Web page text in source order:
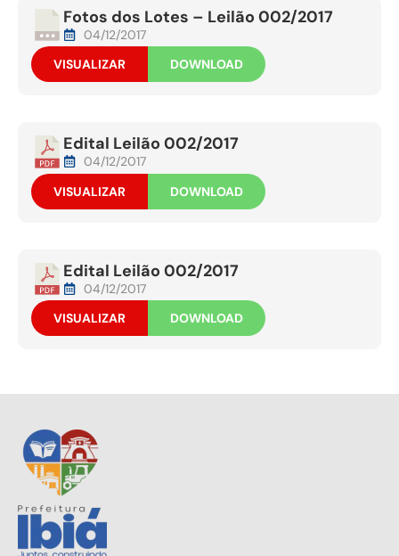
Fotos dos Lotes – Leilão 002/2017
04/12/2017
VISUALIZAR
DOWNLOAD
Edital Leilão 002/2017
04/12/2017
VISUALIZAR
DOWNLOAD
Edital Leilão 002/2017
04/12/2017
VISUALIZAR
DOWNLOAD